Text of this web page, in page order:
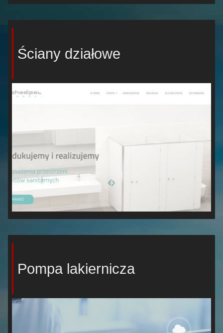
Ściany działowe
Pompa lakiernicza